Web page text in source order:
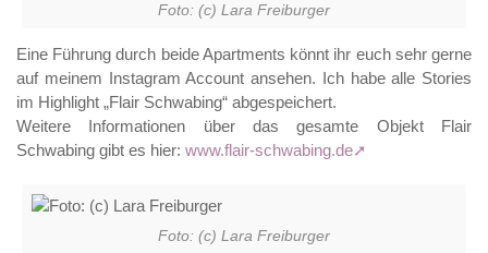
Foto: (c) Lara Freiburger
Foto: (c) Lara Freiburger
Eine Führung durch beide Apartments könnt ihr euch sehr gerne
auf meinem Instagram Account ansehen. Ich habe alle Stories
im Highlight „Flair Schwabing“ abgespeichert.
Weitere Informationen über das gesamte Objekt Flair
Schwabing gibt es hier: www.flair-schwabing.de
Foto: (c) Lara Freiburger